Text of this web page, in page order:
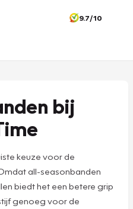
9.7/10
bij
keuze voor de
all-seasonbanden
biedt het een betere grip
genoeg voor de